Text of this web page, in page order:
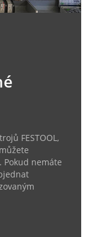
FESTOOL,
nemáte